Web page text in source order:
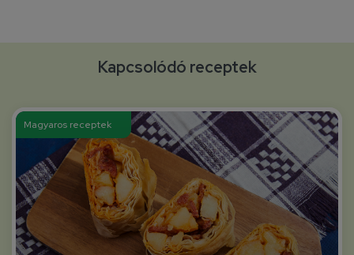
Kapcsolódó receptek
Magyaros receptek